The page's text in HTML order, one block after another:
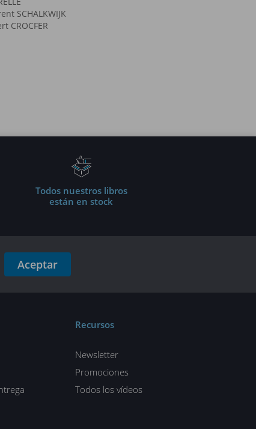
SCHALKWIJK
CROCFER
Todos nuestros libros
están en stock
Aceptar
Recursos
Newsletter
Promociones
Todos los vídeos